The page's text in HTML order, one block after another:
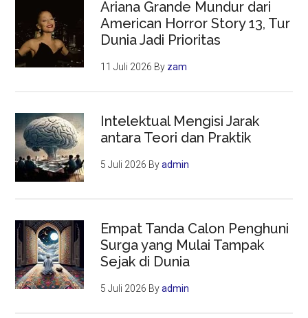
Ariana Grande Mundur dari
American Horror Story 13, Tur
Dunia Jadi Prioritas
11 Juli 2026 By zam
Intelektual Mengisi Jarak
antara Teori dan Praktik
5 Juli 2026 Byadmin
Empat Tanda Calon Penghuni
Surga yang Mulai Tampak
Sejak di Dunia
5 Juli 2026 Byadmin